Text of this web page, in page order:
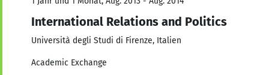
International Relations and Politics
Università degli Studi di Firenze, Italien
Academic Exchange